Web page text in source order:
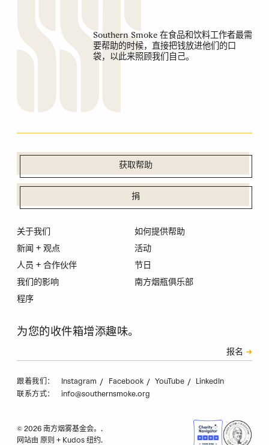
Southern Smoke 在食品和饮料工作者最需
要帮助的时候，直接把钱放进他们的口
袋，以此来照顾我们自己。
获取帮助
捐
关于我们
新闻 + 观点
人员 + 合作伙伴
我们的影响
程序
如何提供帮助
活动
节日
南方烟瓶俱乐部
为您的收件箱增添趣味。
验证码
报名
跟着我们： Instagram Facebook YouTube LinkedIn
联系方式： info@southernsmoke.org
© 2026 南方烟雾基金会。.
网站由 原则 + Kudos 纽约.